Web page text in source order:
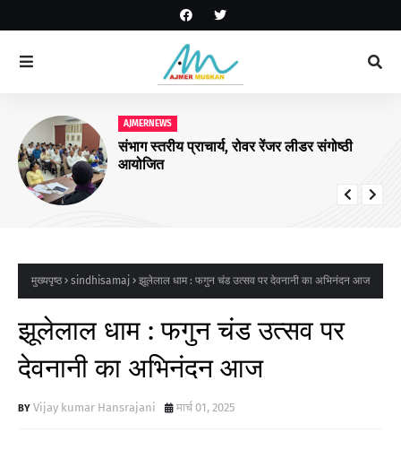
AJMERNEWS
संभाग स्तरीय प्राचार्य, रोवर रेंजर लीडर संगोष्ठी
आयोजित
मुख्यपृष्ठ sindhisamaj झूलेलाल धाम : फगुन चंड उत्सव पर देवनानी का अभिनंदन आज
झूलेलाल धाम : फगुन चंड उत्सव पर
देवनानी का अभिनंदन आज
Vijay kumar Hansrajani मार्च 01, 2025